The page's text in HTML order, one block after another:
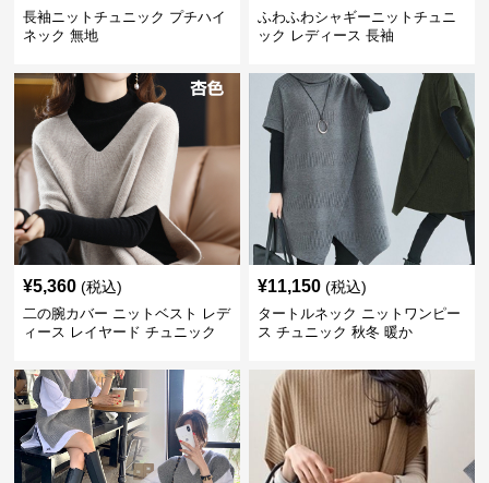
長袖ニットチュニック プチハイ
ネック 無地
ふわふわシャギーニットチュニ
ック レディース 長袖
¥5,360 (税込)
二の腕カバー ニットベスト レデ
ィース レイヤード チュニック
¥11,150 (税込)
タートルネック ニットワンピー
ス チュニック 秋冬 暖か